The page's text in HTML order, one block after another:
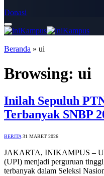
Donasi
Beranda » ui
Browsing: ui
Inilah Sepuluh
Terbanyak SNBP
BERITA 31 MARET 2026
JAKARTA, INIKAMPUS –
(UPI) menjadi perguruan
terbanyak dalam Seleksi